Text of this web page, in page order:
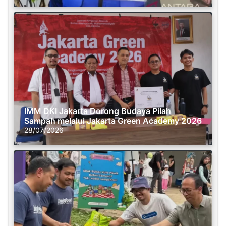
IMM DKI Jakarta Dorong Budaya Pilah
Sampah melalui Jakarta Green Academy 2026
28/07/2026